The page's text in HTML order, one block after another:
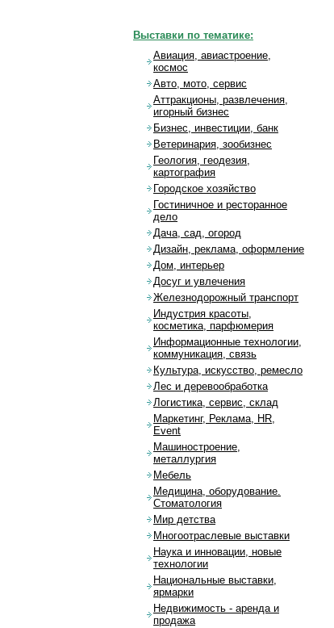
Выставки по тематике:
Авиация, авиастроение,
космос
Авто, мото, сервис
Аттракционы, развлечения,
игорный бизнес
Бизнес, инвестиции, банк
Ветеринария, зообизнес
Геология, геодезия,
картография
Городское хозяйство
Гостиничное и ресторанное
дело
Дача, сад, огород
Дизайн, реклама, оформление
Дом, интерьер
Досуг и увлечения
Железнодорожный транспорт
Индустрия красоты,
косметика, парфюмерия
Информационные технологии,
коммуникация, связь
Культура, искусство, ремесло
Лес и деревообработка
Логистика, сервис, склад
Маркетинг, Реклама, HR,
Event
Машиностроение,
металлургия
Мебель
Медицина, оборудование.
Стоматология
Мир детства
Многоотраслевые выставки
Наука и инновации, новые
технологии
Национальные выставки,
ярмарки
Недвижимость - аренда и
продажа